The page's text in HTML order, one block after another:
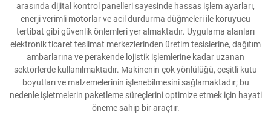
Bize Ulaşın
arasında dijital kontrol panelleri sayesinde hassas işlem ayarları,
enerji verimli motorlar ve acil durdurma düğmeleri ile koruyucu
tertibat gibi güvenlik önlemleri yer almaktadır. Uygulama alanları
elektronik ticaret teslimat merkezlerinden üretim tesislerine, dağıtım
ambarlarına ve perakende lojistik işlemlerine kadar uzanan
sektörlerde kullanılmaktadır. Makinenin çok yönlülüğü, çeşitli kutu
boyutları ve malzemelerinin işlenebilmesini sağlamaktadır; bu
nedenle işletmelerin paketleme süreçlerini optimize etmek için hayati
öneme sahip bir araçtır.